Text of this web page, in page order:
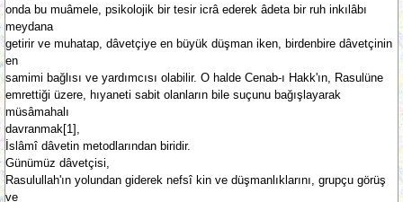
onda bu muâmele, psikolojik bir tesir icrâ ederek âdeta bir ruh inkılâbı
meydana
getirir ve muhatap, dâvetçiye en büyük düşman iken, birdenbire dâvetçinin
en
samimi bağlısı ve yardımcısı olabilir. O halde Cenab-ı Hakk'ın, Rasulüne
emrettiği üzere, hıyaneti sabit olanların bile suçunu bağışlayarak
müsâmahalı
davranmak[1],
İslâmî dâvetin metodlarından biridir.
Günümüz dâvetçisi,
Rasulullah'ın yolundan giderek nefsî kin ve düşmanlıklarını, grupçu görüş
ve